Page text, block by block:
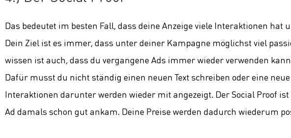
Das bedeutet im besten Fall, dass deine Anzeige viele Interaktionen hat
Dein Ziel ist es immer, dass unter deiner Kampagne möglichst viel
wissen ist auch, dass du vergangene Ads immer wieder verwenden
Dafür musst du nicht ständig einen neuen Text schreiben oder eine
Interaktionen darunter werden wieder mit angezeigt. Der Social Proof
Ad damals schon gut ankam. Deine Preise werden dadurch wiederum